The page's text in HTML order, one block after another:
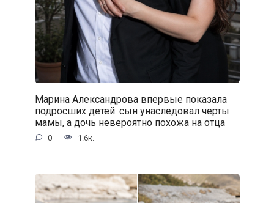
Марина Александрова впервые показала
подросших детей: сын унаследовал черты
мамы, а дочь невероятно похожа на отца
0 1.6к.